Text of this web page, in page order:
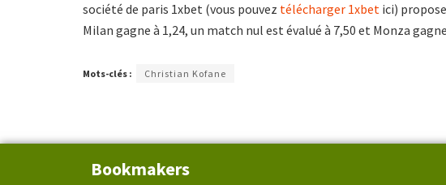
société de paris 1xbet (vous pouvez télécharger 1xbet ici)
Milan gagne à 1,24, un match nul est évalué à 7,50 et Monza
Mots-clés : Christian Kofane
Bookmakers